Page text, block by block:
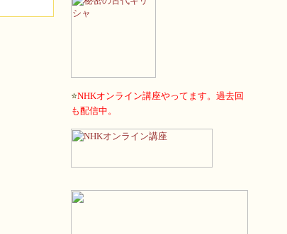
⭐️NHKオンライン講座やってます。過去回
も配信中。